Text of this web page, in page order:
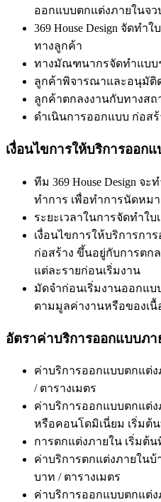
ออกแบบตกแต่งภายในจว
369 House Design จัดท
ทางลูกค้า
ทางมัณฑนากรจัดทำแบบ
ลูกค้าพิจารณาและอนุมัติ
ลูกค้าตกลงงานกับทางส
ดำเนินการออกแบบ ก่อส
เงื่อนไขการให้บริการออก
ทีม 369 House Design จ
ทำการ เพื่อทำการนัดหม
ระยะเวลาในการจัดทำใ
เงื่อนไขการให้บริการกา
ก่อสร้าง ขึ้นอยู่กับการต
แต่ละรายก่อนเริ่มงาน
มัดจำก่อนเริ่มงานออกแบ
ตามมูลค่างานหรือของเนื้
อัตราค่าบริการออกแบบภา
ค่าบริการออกแบบตกแต่ง
/ ตารางเมตร
ค่าบริการออกแบบตกแต่
หรือคอนโดมิเนี่ยม เริ่มต้น
การตกแต่งภายใน เริ่มต้น
ค่าบริการตกแต่งภายในบ้
บาท / ตารางเมตร
ค่าบริการออกแบบตกแต่ง